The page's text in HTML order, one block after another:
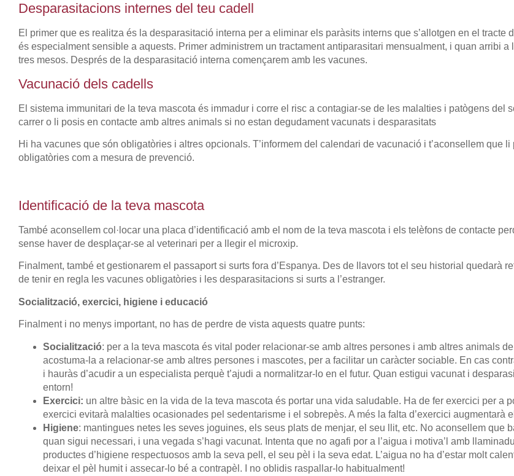
Desparasitacions internes del teu cadell
El primer que es realitza és la desparasitació interna per a eliminar els paràsits interns que s’allotgen en el
és especialment sensible a aquests. Primer administrem un tractament antiparasitari mensualment, i quan arribi
tres mesos. Després de la desparasitació interna començarem amb les vacunes.
Vacunació dels cadells
El sistema immunitari de la teva mascota és immadur i corre el risc a contagiar-se de les malalties i patògens del
carrer o li posis en contacte amb altres animals si no estan degudament vacunats i desparasitats
Hi ha vacunes que són obligatòries i altres opcionals. T’informem del calendari de vacunació i t’aconsellem que
obligatòries com a mesura de prevenció.
Identificació de la teva mascota
També aconsellem col·locar una placa d’identificació amb el nom de la teva mascota i els telèfons de contacte
sense haver de desplaçar-se al veterinari per a llegir el microxip.
Finalment, també et gestionarem el passaport si surts fora d’Espanya. Des de llavors tot el seu historial quedarà
de tenir en regla les vacunes obligatòries i les desparasitacions si surts a l’estranger.
Socialització, exercici, higiene i educació
Finalment i no menys important, no has de perdre de vista aquests quatre punts:
Socialització: per a la teva mascota és vital poder relacionar-se amb altres persones i amb altres animals
acostuma-la a relacionar-se amb altres persones i mascotes, per a facilitar un caràcter sociable. En cas
i hauràs d’acudir a un especialista perquè t’ajudi a normalitzar-lo en el futur. Quan estigui vacunat i
entorn!
Exercici: un altre bàsic en la vida de la teva mascota és portar una vida saludable. Ha de fer exercici per a
exercici evitarà malalties ocasionades pel sedentarisme i el sobrepès. A més la falta d’exercici augmentarà
Higiene: mantingues netes les seves joguines, els seus plats de menjar, el seu llit, etc. No aconsellem que
quan sigui necessari, i una vegada s’hagi vacunat. Intenta que no agafi por a l’aigua i motiva’l amb
productes d’higiene respectuosos amb la seva pell, el seu pèl i la seva edat. L’aigua no ha d’estar molt
deixar el pèl humit i assecar-lo bé a contrapèl. I no oblidis raspallar-lo habitualment!